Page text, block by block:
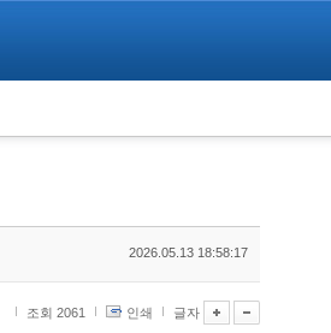
2026.05.13 18:58:17
조회 2061 인쇄 글자